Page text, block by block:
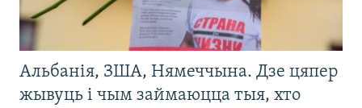
Альбанія, ЗША, Нямеччына. Дзе цяпер
жывуць і чым займаюцца тыя, хто